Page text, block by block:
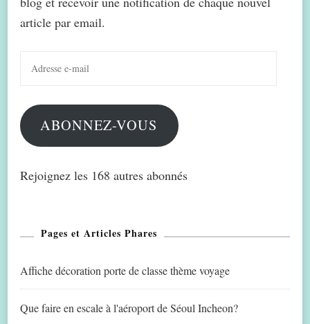
article par email.
ABONNEZ-VOUS
Rejoignez les 168 autres abonnés
Pages et Articles Phares
Affiche décoration porte de classe thème voyage
Que faire en escale à l'aéroport de Séoul Incheon?